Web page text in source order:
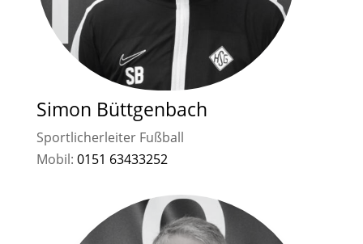
Simon Büttgenbach
Sportlicherleiter Fußball
Mobil: 0151 63433252